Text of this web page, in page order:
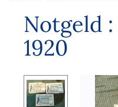
Notgeld
1920
Bildergalerie